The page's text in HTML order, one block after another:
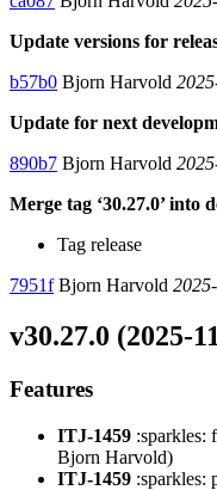
Update versions for
b57b0 Bjorn Harvold
Update for next
890b7 Bjorn Harvold
Merge tag ‘30.27.0’ into
Tag release
7951fBjorn Harvold
v30.27.0 (2025-
Features
ITJ-1459 :sparkles:
Bjorn Harvold)
ITJ-1459 :sparkles: